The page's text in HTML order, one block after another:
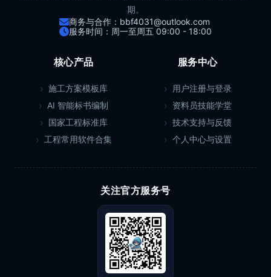
期。
商务与合作：bbf4031@outlook.com
服务时间：周一至周五 09:00 - 18:00
核心产品
施工方案模板库
AI 智能标书编制
国家工程标准库
工程常用软件合集
服务中心
用户注册与登录
资料员技能学堂
技术支持与反馈
个人中心与设置
关注官方服务号